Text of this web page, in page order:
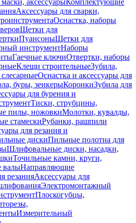
аксессуарыКомплектующие
Аксессуары для сварки,
Оснастка, наборы
Щетки для
ПуансоныЩетки для
инструментНаборы
Гаечные ключиОтвертки, наборы
Клещи строительныеЗубила,
Оснастка и аксессуары для
буры, зенкерыКоронкиЗубила для
для бурения и
Тиски, струбцины,
пилы, ножовкиМолотки, кувалды,
стамескиРубанки, рашпили
для резания и
дискиПильные полотна для
Шлифовальные диски, насадки,
Точильные камни, круги,
валыНаправляющие
резанияАксессуары для
Электромонтажный
Плоскогубцы,
Измерительный